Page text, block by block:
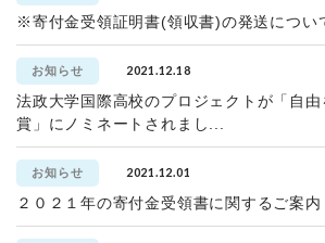
※寄付金受領証明書(領収書)の発送につい
お知らせ 2021.12.18
法政大学国際高校のプロジェクトが「自
賞」にノミネートされまし...
お知らせ 2021.12.01
２０２１年の寄付金受領書に関するご案内